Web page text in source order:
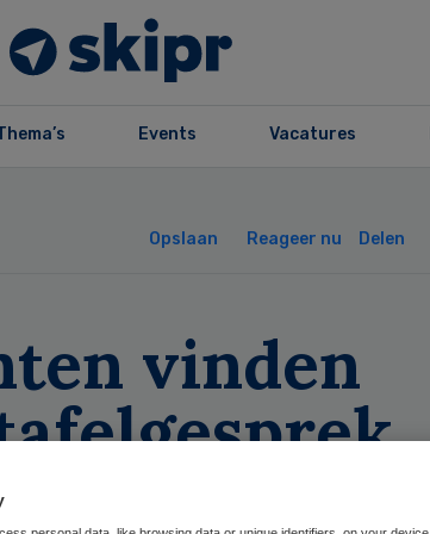
Events Vacatures
Opslaan Reageer nu Delen
vinden
nodig